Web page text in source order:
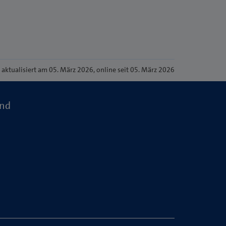
aktualisiert am 05. März 2026, online seit 05. März 2026